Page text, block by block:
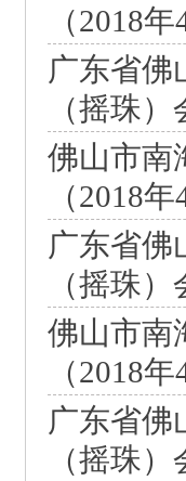
（2018
广东省佛
（摇珠
佛山市南
（2018
广东省佛
（摇珠
佛山市南
（2018
广东省佛
（摇珠